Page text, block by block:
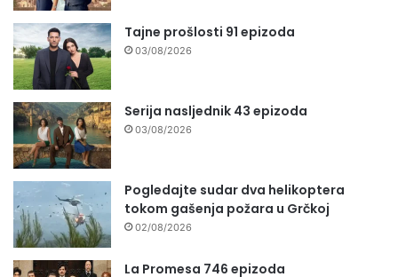
Tajne prošlosti 91 epizoda
03/08/2026
Serija nasljednik 43 epizoda
03/08/2026
Pogledajte sudar dva helikoptera
tokom gašenja požara u Grčkoj
02/08/2026
La Promesa 746 epizoda